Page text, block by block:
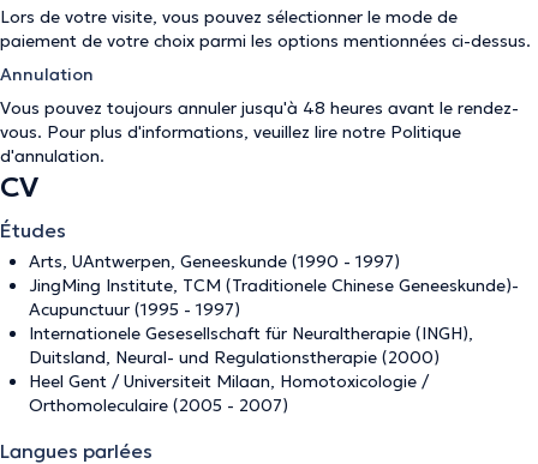
Lors de votre visite, vous pouvez sélectionner le mode de
paiement de votre choix parmi les options mentionnées ci-dessus.
Annulation
Vous pouvez toujours annuler jusqu'à 48 heures avant le rendez-
vous. Pour plus d'informations, veuillez lire notre Politique
d'annulation.
CV
Études
Arts, UAntwerpen, Geneeskunde (1990 - 1997)
JingMing Institute, TCM (Traditionele Chinese Geneeskunde)-
Acupunctuur (1995 - 1997)
Internationele Gesesellschaft für Neuraltherapie (INGH),
Duitsland, Neural- und Regulationstherapie (2000)
Heel Gent / Universiteit Milaan, Homotoxicologie /
Orthomoleculaire (2005 - 2007)
Langues parlées